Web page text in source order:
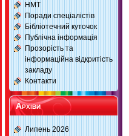
НМТ
Поради спеціалістів
Бібліотечний куточок
Публічна інформація
Прозорість та
інформаційна відкритість
закладу
Контакти
Архіви
Липень 2026